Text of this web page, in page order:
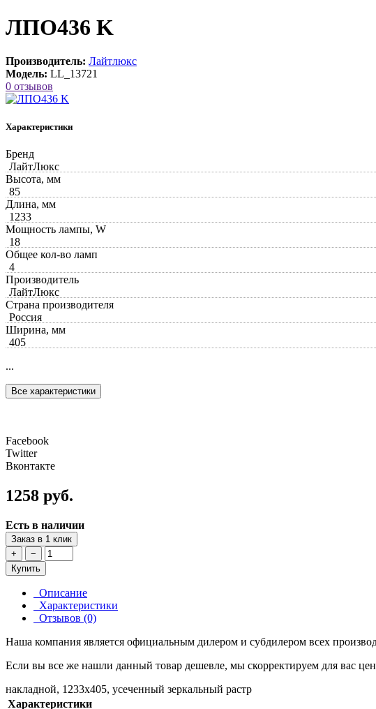
ЛПО436 K
Производитель: Лайтлюкс
Модель: LL_13721
0 отзывов
Характеристики
Бренд
ЛайтЛюкс
Высота, мм
85
Длина, мм
1233
Мощность лампы, W
18
Общее кол-во ламп
4
Производитель
ЛайтЛюкс
Страна производителя
Россия
Ширина, мм
405
...
Все характеристики
Facebook
Twitter
Вконтакте
1258 руб.
Есть в наличии
Заказ в 1 клик
+
−
Купить
Описание
Характеристики
Отзывов (0)
Наша компания является официальным дилером и субдилером всех
Если вы все же нашли данный товар дешевле, мы скорректируем для вас
накладной, 1233х405, усеченный зеркальный растр
Характеристики